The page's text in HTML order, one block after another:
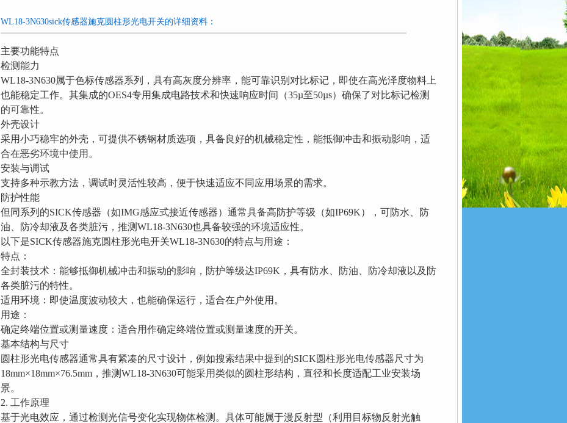
WL18-3N630sick传感器施克圆柱形光电开关的详细资料：
主要功能特点
检测能力
WL18-3N630属于色标传感器系列，具有高灰度分辨率，能可靠识别对比标记，即使在高光泽度物料上
也能稳定工作。其集成的OES4专用集成电路技术和快速响应时间（35µ至50µs）确保了对比标记检测
的可靠性。
外壳设计
采用小巧稳牢的外壳，可提供不锈钢材质选项，具备良好的机械稳定性，能抵御冲击和振动影响，适
合在恶劣环境中使用。
安装与调试
支持多种示教方法，调试时灵活性较高，便于快速适应不同应用场景的需求。
防护性能
但同系列的SICK传感器（如IMG感应式接近传感器）通常具备高防护等级（如IP69K），可防水、防
油、防冷却液及各类脏污，推测WL18-3N630也具备较强的环境适应性。
以下是SICK传感器施克圆柱形光电开关WL18-3N630的特点与用途：
特点：
全封装技术：能够抵御机械冲击和振动的影响，防护等级达IP69K，具有防水、防油、防冷却液以及防
各类脏污的特性。
适用环境：即使温度波动较大，也能确保运行，适合在户外使用。
用途：
确定终端位置或测量速度：适合用作确定终端位置或测量速度的开关。
基本结构与尺寸
圆柱形光电传感器通常具有紧凑的尺寸设计，例如搜索结果中提到的SICK圆柱形光电传感器尺寸为
18mm×18mm×76.5mm，推测WL18-3N630可能采用类似的圆柱形结构，直径和长度适配工业安装场
景。
2. 工作原理
基于光电效应，通过检测光信号变化实现物体检测。具体可能属于漫反射型（利用目标物反射光触